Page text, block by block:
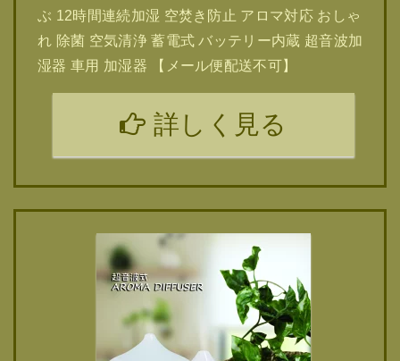
ぶ 12時間連続加湿 空焚き防止 アロマ対応 おしゃ
れ 除菌 空気清浄 蓄電式 バッテリー内蔵 超音波加
湿器 車用 加湿器 【メール便配送不可】
詳しく見る